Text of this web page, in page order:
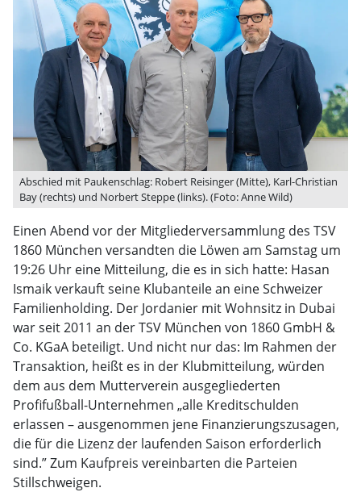
Abschied mit Paukenschlag: Robert Reisinger (Mitte), Karl-Christian
Bay (rechts) und Norbert Steppe (links). (Foto: Anne Wild)
Einen Abend vor der Mitgliederversammlung des TSV
1860 München versandten die Löwen am Samstag um
19:26 Uhr eine Mitteilung, die es in sich hatte: Hasan
Ismaik verkauft seine Klubanteile an eine Schweizer
Familienholding. Der Jordanier mit Wohnsitz in Dubai
war seit 2011 an der TSV München von 1860 GmbH &
Co. KGaA beteiligt. Und nicht nur das: Im Rahmen der
Transaktion, heißt es in der Klubmitteilung, würden
dem aus dem Mutterverein ausgegliederten
Profifußball-Unternehmen „alle Kreditschulden
erlassen – ausgenommen jene Finanzierungszusagen,
die für die Lizenz der laufenden Saison erforderlich
sind.” Zum Kaufpreis vereinbarten die Parteien
Stillschweigen.